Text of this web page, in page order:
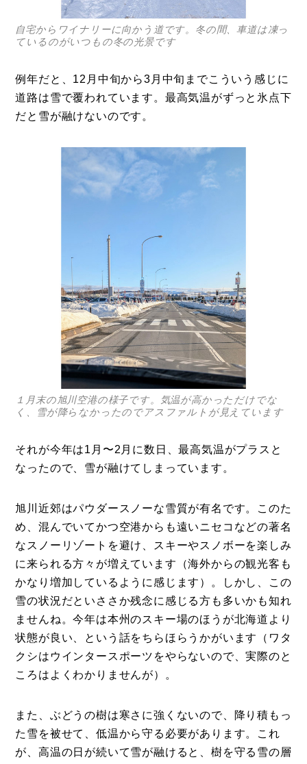
コラム
特集
事例
トピックス
Photos
登録
お問い合わせ
自宅からワイナリーに向かう道です。冬の間、車道は凍っ
ているのがいつもの冬の光景です
例年だと、12月中旬から3月中旬までこういう感じに
道路は雪で覆われています。最高気温がずっと氷点下
だと雪が融けないのです。
１月末の旭川空港の様子です。気温が高かっただけでな
く、雪が降らなかったのでアスファルトが見えています
それが今年は1月〜2月に数日、最高気温がプラスと
なったので、雪が融けてしまっています。
旭川近郊はパウダースノーな雪質が有名です。このた
め、混んでいてかつ空港からも遠いニセコなどの著名
なスノーリゾートを避け、スキーやスノボーを楽しみ
に来られる方々が増えています（海外からの観光客も
かなり増加しているように感じます）。しかし、この
雪の状況だといささか残念に感じる方も多いかも知れ
ませんね。今年は本州のスキー場のほうが北海道より
状態が良い、という話をちらほらうかがいます（ワタ
クシはウインタースポーツをやらないので、実際のと
ころはよくわかりませんが）。
また、ぶどうの樹は寒さに強くないので、降り積もっ
た雪を被せて、低温から守る必要があります。これ
が、高温の日が続いて雪が融けると、樹を守る雪の層